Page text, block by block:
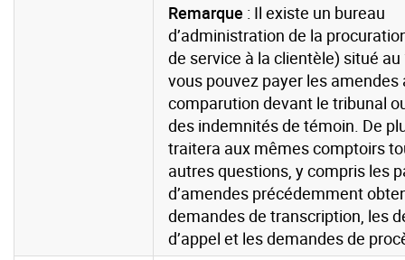
Remarque : Il existe un bureau
d’administration de la
de service à la clientèle) situé au
vous pouvez payer les amendes
comparution devant le tribunal
des indemnités de témoin. De
traitera aux mêmes comptoirs
autres questions, y compris les
d’amendes précédemment
demandes de transcription, les
d’appel et les demandes de